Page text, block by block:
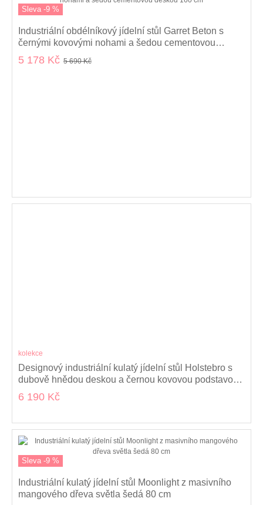
Sleva -9 %
Industriální obdélníkový jídelní stůl Garret Beton s
černými kovovými nohami a šedou cementovou
deskou 160 cm
5 178 Kč 5 690 Kč
kolekce
Designový industriální kulatý jídelní stůl Holstebro s
dubově hnědou deskou a černou kovovou podstavou
120 cm
6 190 Kč
Sleva -9 %
Industriální kulatý jídelní stůl Moonlight z masivního
mangového dřeva světla šedá 80 cm